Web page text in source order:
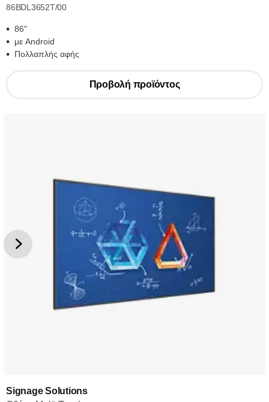
86BDL3652T/00
86"
με Android
Πολλαπλής αφής
Προβολή προϊόντος
Signage Solutions